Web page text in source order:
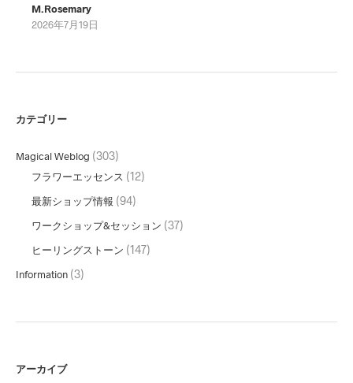
M.Rosemary
2026年7月19日
カテゴリー
Magical Weblog (303)
フラワーエッセンス (12)
最新ショップ情報 (94)
ワークショップ&セッション (37)
ヒーリングストーン (147)
Information (3)
アーカイブ